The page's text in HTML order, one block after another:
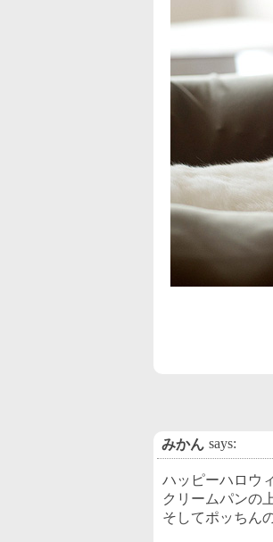
みかん says:
ハッピーハロウ
クリームパンの
そしてポッちん